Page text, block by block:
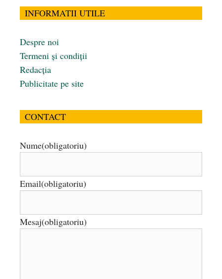
INFORMATII UTILE
Despre noi
Termeni și condiții
Redacția
Publicitate pe site
CONTACT
Nume(obligatoriu)
Email(obligatoriu)
Mesaj(obligatoriu)